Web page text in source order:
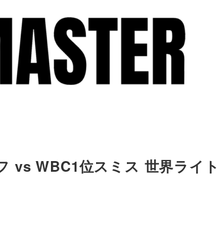
vs WBC1位スミス 世界ライト